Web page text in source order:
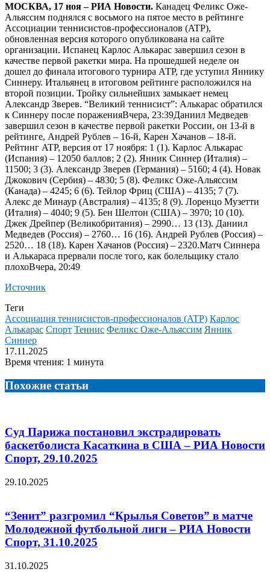
МОСКВА, 17 ноя – РИА Новости. Канадец Феликс Оже-
Альяссим поднялся с восьмого на пятое место в рейтинге
Ассоциации теннисистов-профессионалов (ATP),
обновленная версия которого опубликована на сайте
организации. Испанец Карлос Алькарас завершил сезон в
качестве первой ракетки мира. На прошедшей неделе он
дошел до финала итогового турнира АТР, где уступил Яннику
Синнеру. Итальянец в итоговом рейтинге расположился на
второй позиции. Тройку сильнейших замыкает немец
Александр Зверев. “Великий теннисист”: Алькарас обратился
к Синнеру после пораженияВчера, 23:39Даниил Медведев
завершил сезон в качестве первой ракетки России, он 13-й в
рейтинге, Андрей Рублев – 16-й, Карен Хачанов – 18-й.
Рейтинг ATP, версия от 17 ноября: 1 (1). Карлос Алькарас
(Испания) – 12050 баллов; 2 (2). Янник Синнер (Италия) –
11500; 3 (3). Александр Зверев (Германия) – 5160; 4 (4). Новак
Джокович (Сербия) – 4830; 5 (8). Феликс Оже-Альяссим
(Канада) – 4245; 6 (6). Тейлор Фриц (США) – 4135; 7 (7).
Алекс де Минаур (Австралия) – 4135; 8 (9). Лоренцо Музетти
(Италия) – 4040; 9 (5). Бен Шелтон (США) – 3970; 10 (10).
Джек Дрейпер (Великобритания) – 2990… 13 (13). Даниил
Медведев (Россия) – 2760… 16 (16). Андрей Рублев (Россия) –
2520… 18 (18). Карен Хачанов (Россия) – 2320.Матч Синнера
и Алькараса прервали после того, как болельщику стало
плохоВчера, 20:49
Источник
Теги
Ассоциация теннисистов-профессионалов (ATP) Карлос
Алькарас Спорт Теннис Феликс Оже-Альяссим Янник
Синнер
17.11.2025
Время чтения: 1 минута
Похожие статьи
Суд Парижа постановил экстрадировать
баскетболиста Касаткина в США – РИА Новости
Спорт, 29.10.2025
29.10.2025
“Зенит” разгромил “Крылья Советов” в матче
Молодежной футбольной лиги – РИА Новости
Спорт, 31.10.2025
31.10.2025